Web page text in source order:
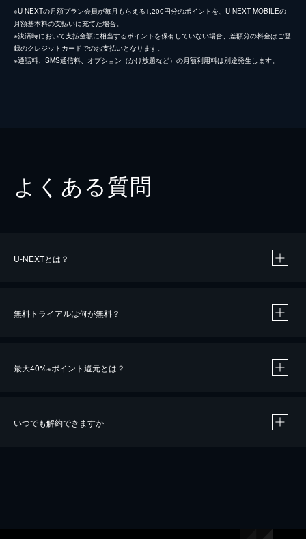
※U-NEXTの月額プラン会員が毎月もらえる1,200円分のポイントを、U-NEXT MOBILEの
月額基本料の支払いに充てた場合。
※決済時において支払金額に相当するポイントを保有していない場合、差額分の料金はご登
録のクレジットカードでのお支払いとなります。
※通話料、SMS通信料、オプション（かけ放題など）の月額利用料は別途発生します。
よくある質問
U-NEXTとは？
無料トライアルは何が無料？
最大40%※ポイント還元とは？
いつでも解約できますか